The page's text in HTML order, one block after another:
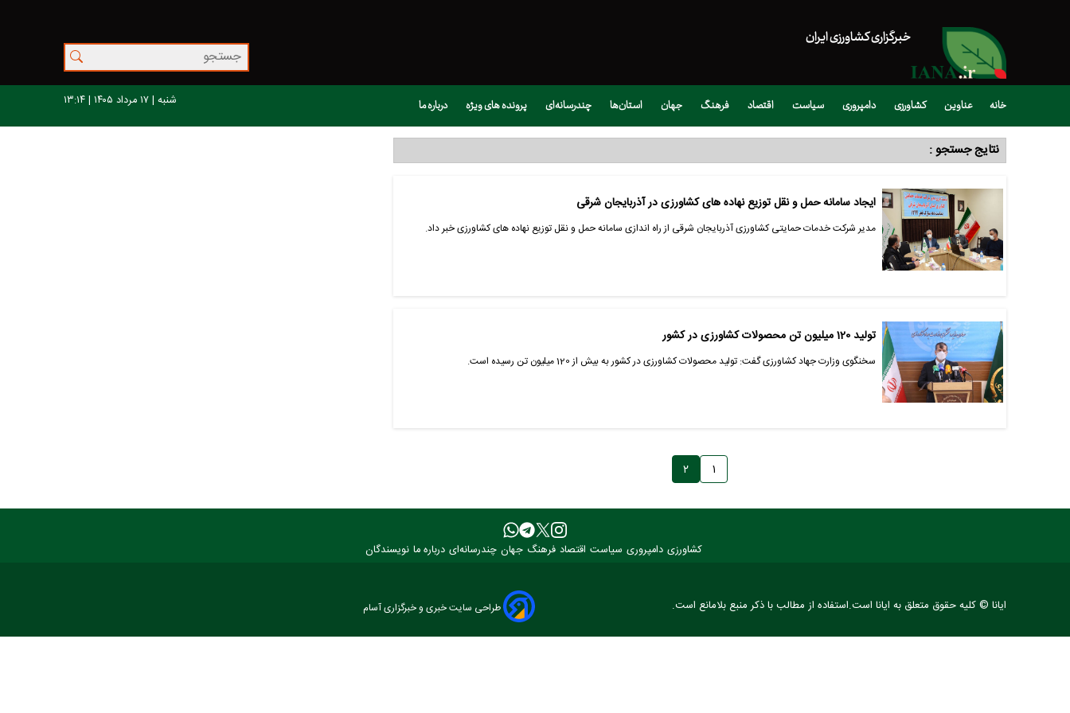
خبرگزاری کشاورزی ایران
خانه عناوین کشاورزی دامپروری سیاست اقتصاد فرهنگ جهان استان‌ها چندرسانه‌ای پرونده های ویژه درباره ما شنبه | ۱۷ مرداد ۱۴۰۵ | ۱۳:۱۴
نتایج جستجو :
ایجاد سامانه حمل و نقل توزیع نهاده های کشاورزی در آذربایجان شرقی
مدیر شرکت خدمات حمایتی کشاورزی آذربایجان شرقی از راه اندازی سامانه حمل و نقل توزیع نهاده های کشاورزی خبر داد.
تولید 120 میلیون تن محصولات کشاورزی در کشور
سخنگوی وزارت جهاد کشاورزی گفت: تولید محصولات کشاورزی در کشور به بیش از 120 میلیون تن رسیده است.
۱ ۲
کشاورزی دامپروری سیاست اقتصاد فرهنگ جهان چندرسانه‌ای درباره ما نویسندگان
ایانا © کلیه حقوق متعلق به ایانا است.استفاده از مطالب با ذکر منبع بلامانع است. طراحی سایت خبری و خبرگزاری آسام